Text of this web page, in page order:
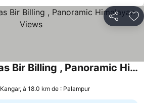
Partager
Riaso Luxury Villas Bir Billing , Panoramic Himalayan Views
Kangar, à 18.0 km de : Palampur